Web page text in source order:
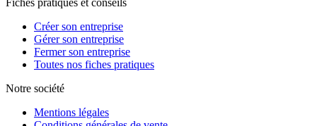
Créer son entreprise
Gérer son entreprise
Fermer son entreprise
Toutes nos fiches pratiques
Notre société
Mentions légales